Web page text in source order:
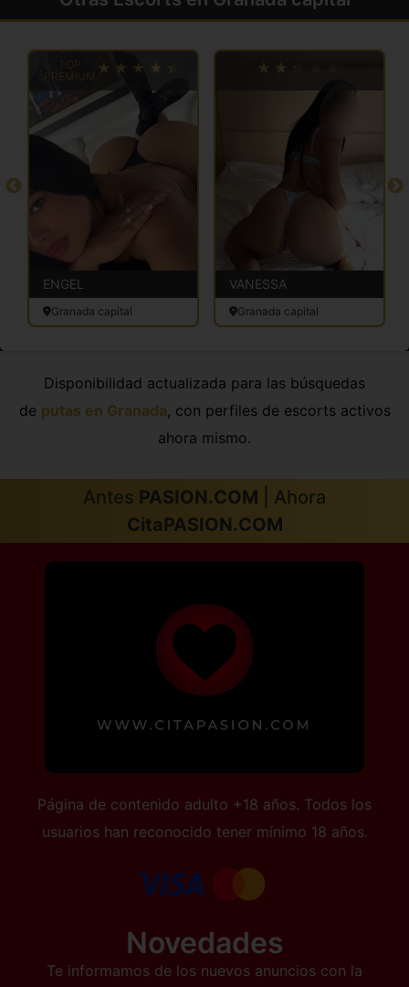
ENGEL
Granada capital
PREMIUM
VANESSA
Granada capital
Disponibilidad actualizada para las búsquedas
de putas en Granada, con perfiles de escorts activos
ahora mismo.
Antes PASION.COM | Ahora
CitaPASION.COM
Página de contenido adulto +18 años. Todos los
usuarios han reconocido tener mínimo 18 años.
Novedades
Te informamos de los nuevos anuncios con la